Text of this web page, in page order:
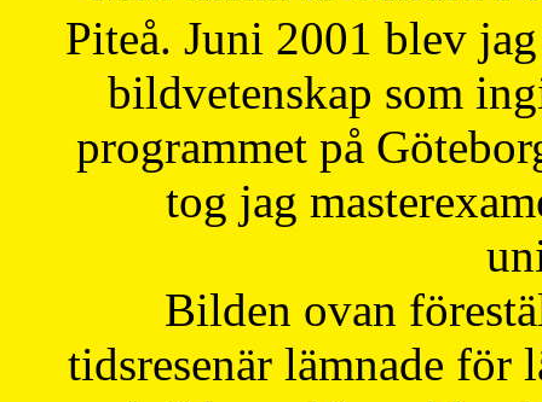
Piteå. Juni 2001 blev
bildvetenskap som
programmet på
tog jag
Bilden ovan
tidsresenär lämnade för